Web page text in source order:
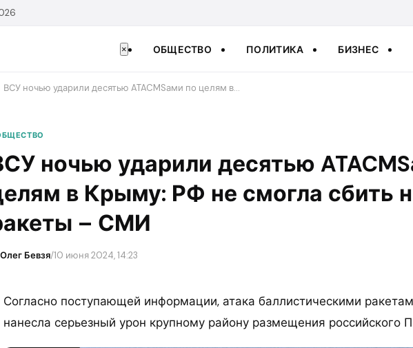
× ОБЩЕСТВО ПОЛИТИКА БИЗНЕС
ВСУ ночью ударили десятью ATACMSами по целям в…
ночью ударили десятью
в Крыму: РФ не смогла сбить
– СМИ
Олег Бевзя/10 июня 2024, 14:23
Согласно поступающей информации, атака баллистическими
нанесла серьезный урон крупному району размещения российского